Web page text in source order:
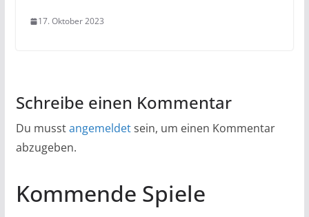
17. Oktober 2023
Schreibe einen Kommentar
Du musstangemeldetsein, um einen Kommentar
abzugeben.
Kommende Spiele